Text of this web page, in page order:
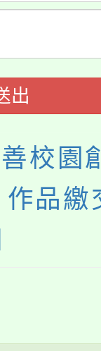
業人
出
校園
品繳